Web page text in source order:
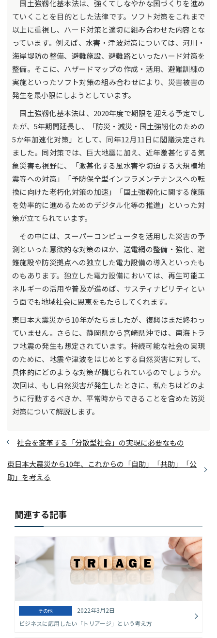
国土強靱化基本法は、強くてしなやかな国づくりを進め
ていくことを目的とした法律です。ソフト対策をこれまで
以上に重視し、ハード対策と適切に組み合わせた内容とな
っています。例えば、水害・津波対策については、河川・
海岸堤防の整備、避難施設、避難路といったハード対策を
整備。そこに、ハザードマップの作成・活用、避難訓練の
実施といったソフト対策の組み合わせにより、災害被害の
発生を最小限にしようとしています。
国土強靱化基本法は、2020年度で期限を迎える予定でし
たが、5年期間延長し、「防災・減災・国土強靭化のための
5か年加速化対策」として、同年12月11日に閣議決定され
ました。同対策では、巨大地震に加え、近年激甚化する気
象災害も視野に、「激甚化する風水害や切迫する大規模地
震等への対策」「予防保全型インフラメンテナンスへの転
換に向けた老朽化対策の加速」「国土強靱化に関する施策
を効率的に進めるためのデジタル化等の推進」といった対
策が立てられています。
その中には、スーパーコンピュータを活用した災害の予
測といった意欲的な対策のほか、送電網の整備・強化、避
難施設や防災拠点への独立した電力設備の導入といったも
のもあります。独立した電力設備においては、再生可能エ
ネルギーの活用や普及が進めば、サスティナビリティとい
う面でも地域社会に恩恵をもたらしてくれます。
東日本大震災から10年がたちましたが、復興はまだ終わっ
ていません。さらに、静岡県から宮崎県沖では、南海トラ
フ地震の発生も想定されています。持続可能な社会の実現
のために、地震や津波をはじめとする自然災害に対して、
具体的にどのような対策が講じられているのでしょうか。
次回は、もし自然災害が発生したときに、私たちはどのよ
うに行動するべきか、平常時からできることを含めた防災
対策について解説します。
社会を変革する「分散型社会」の実現に必要なもの
東日本大震災から10年、これからの「自助」「共助」「公
助」を考える
関連する記事
その他
2022年3月2日
ビジネスに応用したい「トリアージ」という考え方